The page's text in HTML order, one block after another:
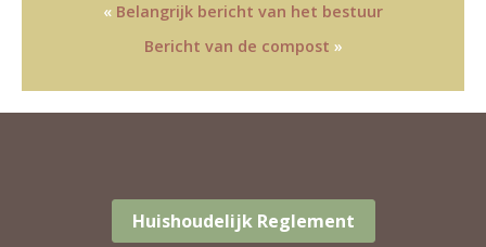
« Belangrijk bericht van het bestuur
Bericht van de compost »
Huishoudelijk Reglement